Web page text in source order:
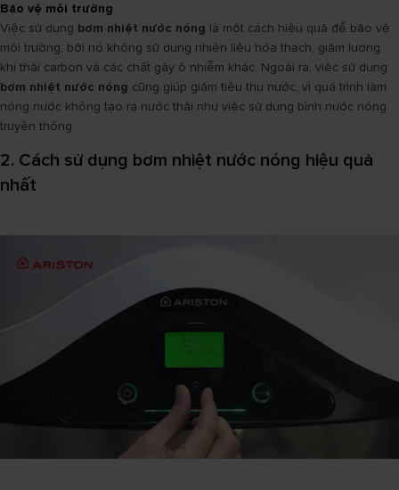
Bảo vệ môi trường
Việc sử dụng bơm nhiệt nước nóng là một cách hiệu quả để bảo vệ
môi trường, bởi nó không sử dụng nhiên liệu hóa thạch, giảm lượng
khí thải carbon và các chất gây ô nhiễm khác. Ngoài ra, việc sử dụng
bơm nhiệt nước nóng cũng giúp giảm tiêu thụ nước, vì quá trình làm
nóng nước không tạo ra nước thải như việc sử dụng bình nước nóng
truyền thống.
2. Cách sử dụng bơm nhiệt nước nóng hiệu quả
nhất